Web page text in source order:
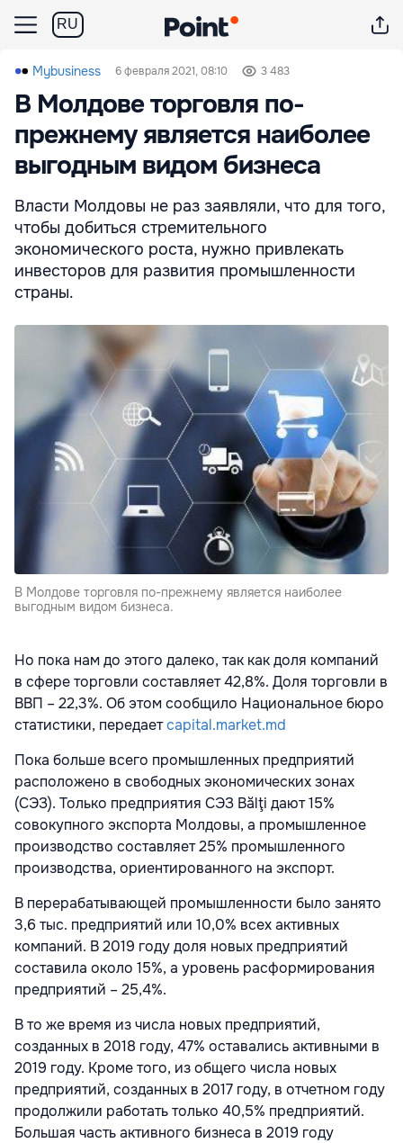
RU
Mybusiness 6 февраля 2021, 08:10 3 483
В Молдове торговля по-
прежнему является наиболее
выгодным видом бизнеса
Власти Молдовы не раз заявляли, что для того,
чтобы добиться стремительного
экономического роста, нужно привлекать
инвесторов для развития промышленности
страны.
В Молдове торговля по-прежнему является наиболее
выгодным видом бизнеса.
Но пока нам до этого далеко, так как доля компаний
в сфере торговли составляет 42,8%. Доля торговли в
ВВП – 22,3%. Об этом сообщило Национальное бюро
статистики, передаетcapital.market.md
Пока больше всего промышленных предприятий
расположено в свободных экономических зонах
(СЭЗ). Только предприятия СЭЗ Bălţi дают 15%
совокупного экспорта Молдовы, а промышленное
производство составляет 25% промышленного
производства, ориентированного на экспорт.
В перерабатывающей промышленности было занято
3,6 тыс. предприятий или 10,0% всех активных
компаний. В 2019 году доля новых предприятий
составила около 15%, а уровень расформирования
предприятий – 25,4%.
В то же время из числа новых предприятий,
созданных в 2018 году, 47% оставались активными в
2019 году. Кроме того, из общего числа новых
предприятий, созданных в 2017 году, в отчетном году
продолжили работать только 40,5% предприятий.
Большая часть активного бизнеса в 2019 году